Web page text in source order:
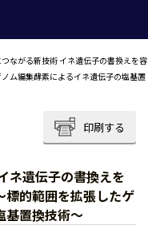
ながる新技術 イネ遺伝子の書換えを容
ム編集酵素によるイネ遺伝子の塩基置
印刷する
ネ遺伝子の書換えを
標的範囲を拡張したゲ
基置換技術〜